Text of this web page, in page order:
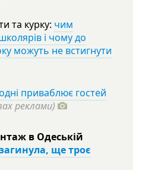
та курку: чим
і чому до
можуть не встигнути
приваблює гостей
реклами)
в Одеській
ще троє